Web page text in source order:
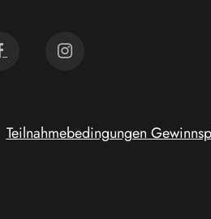
Teilnahmebedingungen